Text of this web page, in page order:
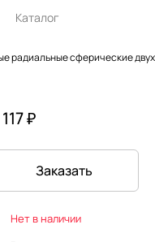
Каталог
радиальные сферические
₽
Заказать
Нет в наличии